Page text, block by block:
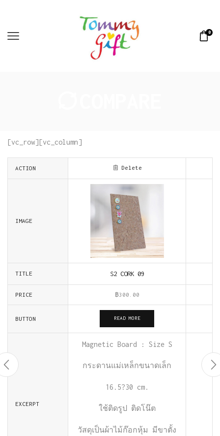
0
[vc_row][vc_column]
ACTION Delete
IMAGE
TITLE S2 CORK 09
PRICE ฿300.00
BUTTON READ MORE
EXCERPT
Magnetic Board : Size S
กระดานแม่เหล็กขนาดเล็ก
16.5?30 cm.
ใช้ติดรูป ติดโน๊ต
วัสดุเป็นผ้าไม้ก๊อกหุ้ม
มีขาตั้ง